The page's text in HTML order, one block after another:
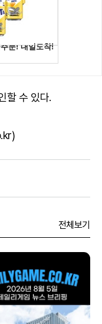
할 수 있다.
전체보기